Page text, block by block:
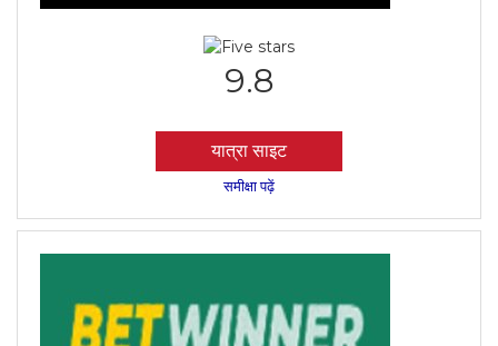
9.8
यात्रा साइट
समीक्षा पढ़ें